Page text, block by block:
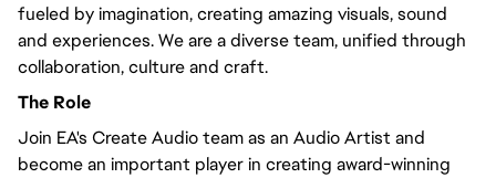
fueled by imagination, creating amazing visuals, sound
and experiences. We are a diverse team, unified through
collaboration, culture and craft.
The Role
Join EA's Create Audio team as an Audio Artist and
become an important player in creating award-winning